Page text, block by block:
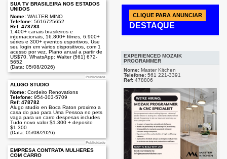
SUA TV BRASILEIRA NOS ESTADOS
UNIDOS
Nome: WALTER MINO
Telefone: 5616725652
Ref: 478783
1.400+ canais brasileiros e
internacionais, 16.800+ filmes, 6.900+
séries e 300+ eventos esportivos. Use
seu login em vários dispositivos, com 1
acesso por vez. Plano anual a partir de
US$70. WhatsApp: Walter (561) 672-
5652
(Data: 05/08/2026)
Publicidade
ALUGO STUDIO
Nome: Cordeiro Renovations
Telefone: 954-303-5709
Ref: 478782
Alugo studio en Boca Raton proximo a
casa do pao para Uma Pessoa no pets
vaga para un carro despesas includes
Tudo novo valor $1.300 + deposito
$1.300
(Data: 05/08/2026)
Publicidade
EMPRESA CONTRATA MULHERES
COM CARRO
CLIQUE PARA ANUNCIAR
DESTAQUE
EXPERIENCED MOZAIK
PROGRAMMER
Nome: Master Kitchen
Telefone: 561 221-3391
Ref: 478806